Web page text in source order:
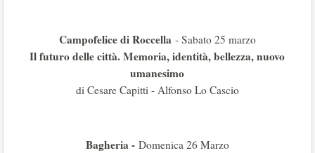
Campofelice di Roccella- Sabato 25 marzo
Il futuro delle città. Memoria, identità, bellezza, nuovo
umanesimo
di Cesare Capitti - Alfonso Lo Cascio
Bagheria - Domenica 26 Marzo